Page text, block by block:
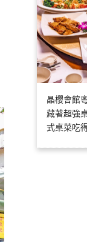
晶櫻會館
藏著超強
式桌菜吃